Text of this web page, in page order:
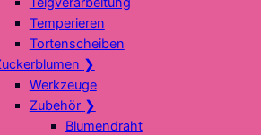
Temperieren
Tortenscheiben
❯
Werkzeuge
Zubehör ❯
Blumendraht